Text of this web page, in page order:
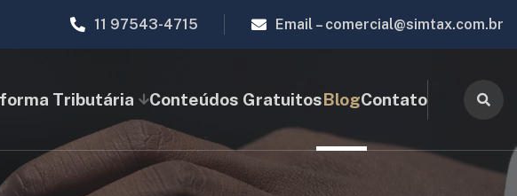
11 97543-4715 Email – comercial@simtax.com.br
Tributária Conteúdos GratuitosBlogContato